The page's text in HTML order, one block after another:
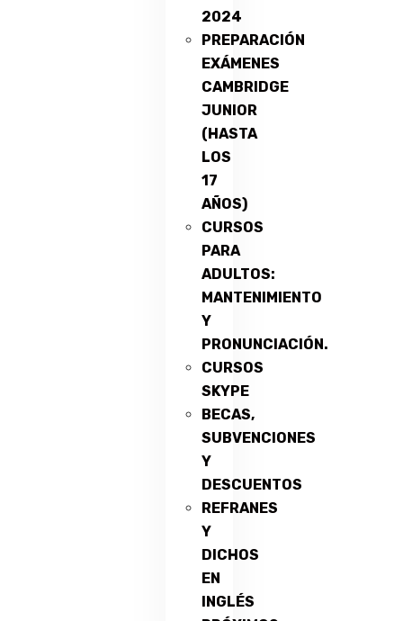
2024
PREPARACIÓN
EXÁMENES
CAMBRIDGE
JUNIOR
(HASTA
LOS
17
AÑOS)
CURSOS
PARA
ADULTOS:
MANTENIMIENTO
Y
PRONUNCIACIÓN.
CURSOS
SKYPE
BECAS,
SUBVENCIONES
Y
DESCUENTOS
REFRANES
Y
DICHOS
EN
INGLÉS